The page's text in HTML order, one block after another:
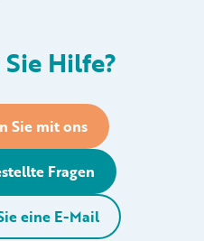
Hilfe?
Sie mit ons
Fragen
eine E-Mail